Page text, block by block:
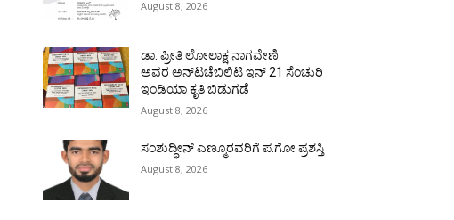
August 8, 2026
ಡಾ. ಪ್ರೀತಿ ಲೋಲಾಕ್ಷ ನಾಗವೇಣಿ
ಅವರ ಅನ್‌ಟಚೆಬಿಲಿಟಿ ಇನ್ 21 ಸೆಂಚುರಿ
ಇಂಡಿಯಾ ಕೃತಿ ಬಿಡುಗಡೆ
August 8, 2026
ಸಂಶುದ್ಧೀನ್ ಎಣ್ಮೂರವರಿಗೆ ಪ.ಗೋ ಪ್ರಶಸ್ತಿ
August 8, 2026